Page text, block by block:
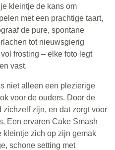
kleintje de kans om
met een prachtige taart,
de pure, spontane
tot nieuwsgierig
frosting – elke foto legt
vast.
niet alleen een plezierige
voor de ouders. Door de
zijn, en dat zorgt voor
Een ervaren Cake Smash
kleintje zich op zijn gemak
schone setting met